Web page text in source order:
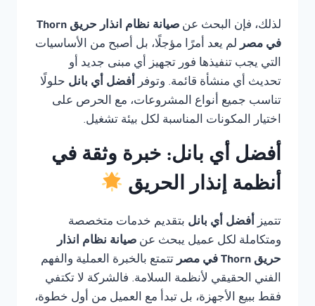
لذلك، فإن البحث عن
صيانة نظام انذار حريق Thorn
في مصر لم يعد أمرًا مؤجلًا، بل أصبح من الأساسيات
التي يجب تنفيذها فور تجهيز أي مبنى جديد أو
تحديث أي منشأة قائمة. وتوفر أفضل أي بانل حلولًا
تناسب جميع أنواع المشروعات، مع الحرص على
اختيار المكونات المناسبة لكل بيئة تشغيل.
أفضل أي بانل: خبرة وثقة في
أنظمة إنذار الحريق
تتميز أفضل أي بانل بتقديم خدمات متخصصة
ومتكاملة لكل عميل يبحث عن صيانة نظام انذار
حريق Thorn في مصر
تتمتع بالخبرة العملية والفهم
الفني الحقيقي لأنظمة السلامة. فالشركة لا تكتفي
فقط ببيع الأجهزة، بل تبدأ مع العميل من أول خطوة،